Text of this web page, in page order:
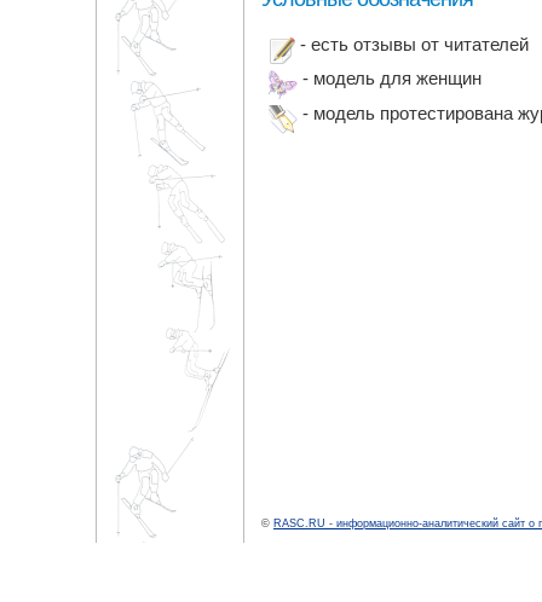
- есть отзывы от читателей
- модель для женщин
- модель протестирована
© RASC.RU - информационно-аналитический сайт о